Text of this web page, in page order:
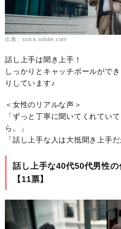
出典：stock.adobe.com
話し上手は聞き上手！
しっかりとキャッチボールがで
りしています♪
＜女性のリアルな声＞
「ずっと丁寧に聞いてくれてい
ら。」
「話し上手な人は大抵聞き上手だ
話し上手な40代50代男性
【11票】